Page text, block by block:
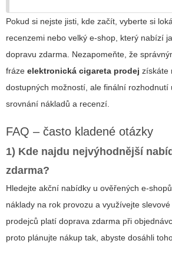
Pokud si nejste jisti, kde začít, vyberte si
recenzemi nebo velký e-shop, který nabízí
dopravu zdarma. Nezapomeňte, že
fráze elektronická cigareta prodej získáte
dostupných možností, ale finální rozhodnutí
srovnání nákladů a recenzí.
FAQ – často kladené otázky
1) Kde najdu nejvýhodnější
zdarma?
Hledejte akční nabídky u ověřených e-
náklady na rok provozu a využívejte
prodejců platí doprava zdarma při
proto plánujte nákup tak, abyste dosáhli